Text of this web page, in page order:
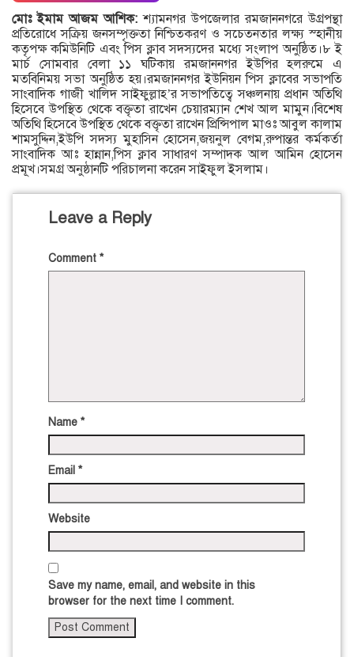
মোঃ ইমাম আজম আশিক: শ্যামনগর উপজেলার রমজাননগরে উগ্রপন্থা
প্রতিরোধে সক্রিয় জনসম্পৃক্ততা নিশ্চিতকরণ ও সচেতনতার লক্ষ্য স্হানীয়
কতৃপক্ষ কমিউনিটি এবং পিস ক্লাব সদস্যদের মধ্যে সংলাপ অনুষ্ঠিত।৮ ই
মার্চ সোমবার বেলা ১১ ঘটিকায় রমজাননগর ইউপির হলরুমে এ
মতবিনিময় সভা অনুষ্ঠিত হয়।রমজাননগর ইউনিয়ন পিস ক্লাবের সভাপতি
সাংবাদিক গাজী খালিদ সাইফুল্লাহ’র সভাপতিত্বে সঞ্চলনায় প্রধান অতিথি
হিসেবে উপস্থিত থেকে বক্তৃতা রাখেন চেয়ারম্যান শেখ আল মামুন।বিশেষ
অতিথি হিসেবে উপস্থিত থেকে বক্তৃতা রাখেন প্রিন্সিপাল মাওঃ আবুল কালাম
শামসুদ্দিন,ইউপি সদস্য মুহাসিন হোসেন,জয়নুল বেগম,রুপান্তর কর্মকর্তা
সাংবাদিক আঃ হান্নান,পিস ক্লাব সাধারণ সম্পাদক আল আমিন হোসেন
প্রমূখ।সমগ্র অনুষ্ঠানটি পরিচালনা করেন সাইফুল ইসলাম।
Leave a Reply
Comment *
Name *
Email *
Website
Save my name, email, and website in this
browser for the next time I comment.